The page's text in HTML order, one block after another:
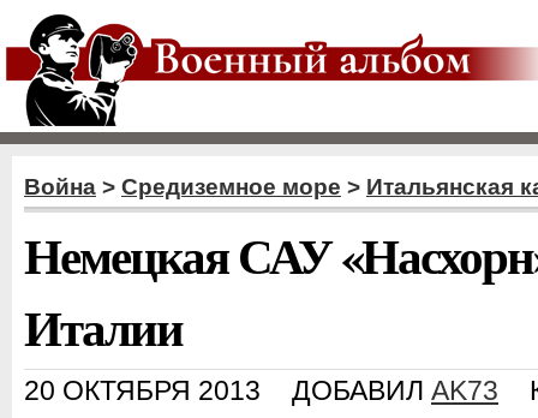
Война > Средиземное море > Итальянская
Немецкая САУ
Италии
20 ОКТЯБРЯ 2013 ДОБАВИЛ AK73